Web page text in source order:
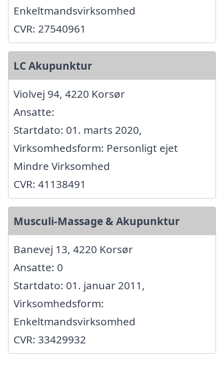
Enkeltmandsvirksomhed
CVR: 27540961
LC Akupunktur
Violvej 94, 4220 Korsør
Ansatte:
Startdato: 01. marts 2020,
Virksomhedsform: Personligt ejet
Mindre Virksomhed
CVR: 41138491
Musculi-Massage & Akupunktur
Banevej 13, 4220 Korsør
Ansatte: 0
Startdato: 01. januar 2011,
Virksomhedsform:
Enkeltmandsvirksomhed
CVR: 33429932